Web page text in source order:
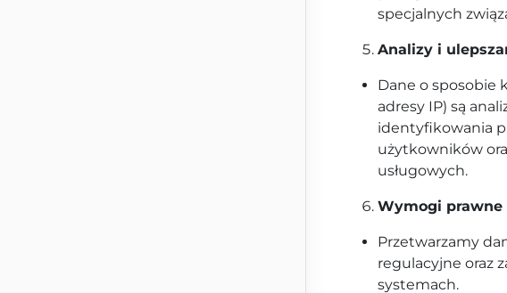
specjalnych
Analizy i
Dane o sposobie
adresy IP) są
identyfikowania
użytkowników
usługowych.
Wymogi prawne
Przetwarzamy
regulacyjne oraz
systemach.